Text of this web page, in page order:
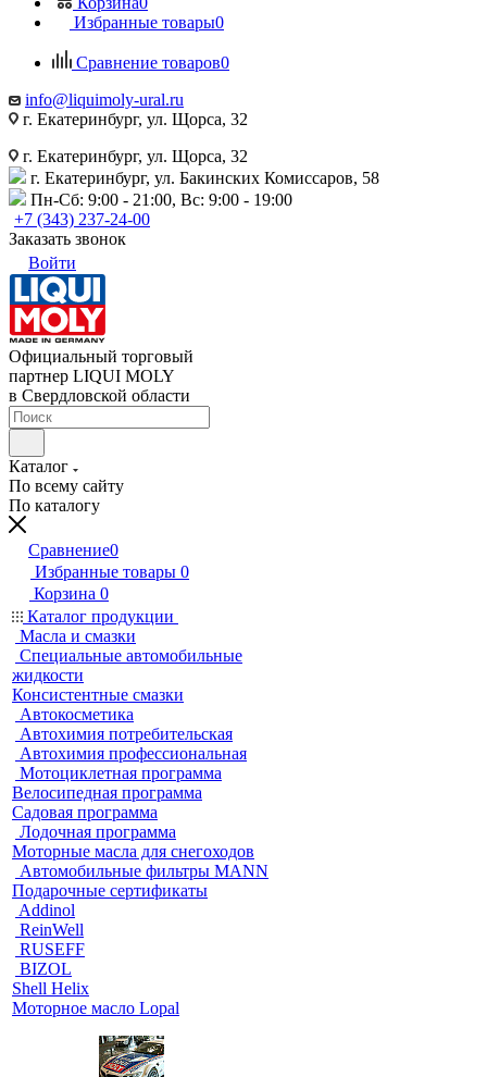
Избранные товары0
Сравнение товаров0
info@liquimoly-ural.ru
г. Екатеринбург, ул. Щорса, 32
г. Екатеринбург, ул. Щорса, 32
г. Екатеринбург, ул. Бакинских Комиссаров, 58
Пн-Сб: 9:00 - 21:00, Вс: 9:00 - 19:00
+7 (343) 237-24-00
Заказать звонок
Войти
Официальный торговый
партнер LIQUI MOLY
в Свердловской области
Каталог
По всему сайту
По каталогу
Сравнение0
Избранные товары 0
Корзина 0
Каталог продукции
Масла и смазки
Специальные автомобильные
жидкости
Консистентные смазки
Автокосметика
Автохимия потребительская
Автохимия профессиональная
Мотоциклетная программа
Велосипедная программа
Садовая программа
Лодочная программа
Моторные масла для снегоходов
Автомобильные фильтры MANN
Подарочные сертификаты
Addinol
ReinWell
RUSEFF
BIZOL
Shell Helix
Моторное масло Lopal